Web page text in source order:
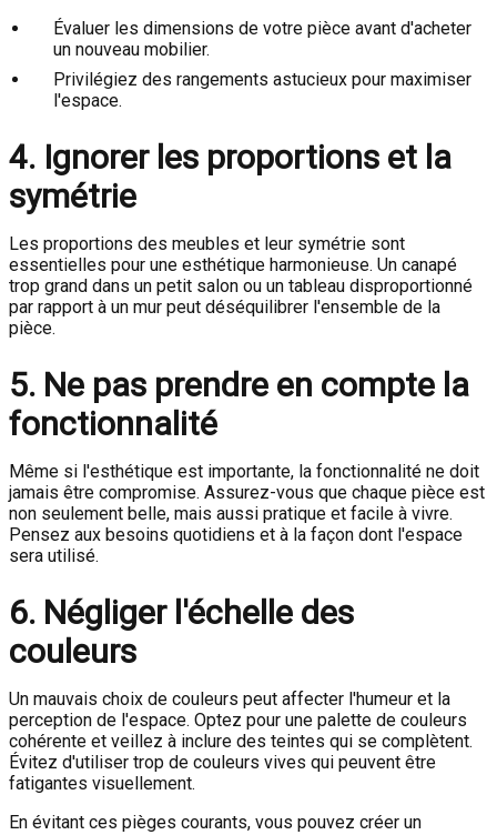
Évaluer les dimensions de votre pièce avant d'acheter
un nouveau mobilier.
Privilégiez des rangements astucieux pour maximiser
l'espace.
4. Ignorer les proportions et la
symétrie
Les proportions des meubles et leur symétrie sont
essentielles pour une esthétique harmonieuse. Un canapé
trop grand dans un petit salon ou un tableau disproportionné
par rapport à un mur peut déséquilibrer l'ensemble de la
pièce.
5. Ne pas prendre en compte la
fonctionnalité
Même si l'esthétique est importante, la fonctionnalité ne doit
jamais être compromise. Assurez-vous que chaque pièce est
non seulement belle, mais aussi pratique et facile à vivre.
Pensez aux besoins quotidiens et à la façon dont l'espace
sera utilisé.
6. Négliger l'échelle des
couleurs
Un mauvais choix de couleurs peut affecter l'humeur et la
perception de l'espace. Optez pour une palette de couleurs
cohérente et veillez à inclure des teintes qui se complètent.
Évitez d'utiliser trop de couleurs vives qui peuvent être
fatigantes visuellement.
En évitant ces pièges courants, vous pouvez créer un